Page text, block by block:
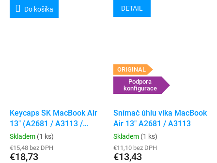
Do košíka DETAIL
Keycaps SK MacBook Air
13" (A2681 / A3113 /
A3240) / Air 15" (A2941 /
A3114)
Skladem (1 ks)
€15,48 bez DPH
€18,73
ORIGINAL
Podpora
konfigurace
Snímač úhlu víka MacBook
Air 13" A2681 / A3113
Skladem (1 ks)
€11,10 bez DPH
€13,43